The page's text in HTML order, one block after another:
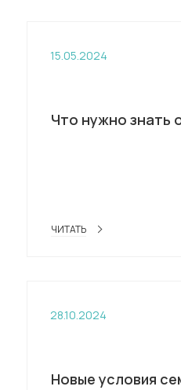
15.05.2024
Что нужно знать
ЧИТАТЬ
28.10.2024
Новые условия